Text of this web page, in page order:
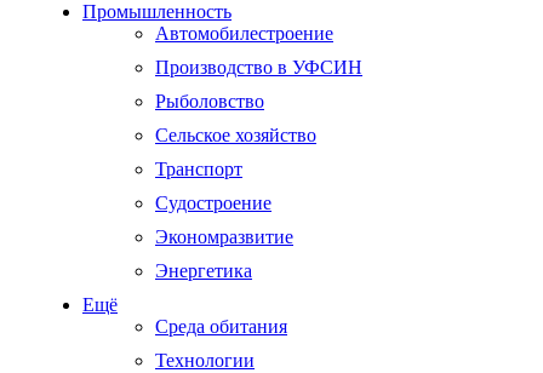
Промышленность
Автомобилестроение
Производство в УФСИН
Рыболовство
Сельское хозяйство
Транспорт
Судостроение
Экономразвитие
Энергетика
Ещё
Среда обитания
Технологии